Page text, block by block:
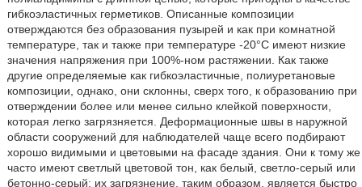
гибкоэластичных герметиков. Описанные композиции
отверждаются без образования пузырей и как при комнатной
температуре, так и также при температуре -20°С имеют низкие
значения напряжения при 100%-ном растяжении. Как также
другие определяемые как гибкоэластичные, полиуретановые
композиции, однако, они склонны, сверх того, к образованию при
отверждении более или менее сильно клейкой поверхности,
которая легко загрязняется. Деформационные швы в наружной
области сооружений для наблюдателей чаще всего подбирают
хорошо видимыми и цветовыми на фасаде здания. Они к тому же
часто имеют светлый цветовой тон, как белый, светло-серый или
бетонно-серый; их загрязнение, таким образом, является быстро